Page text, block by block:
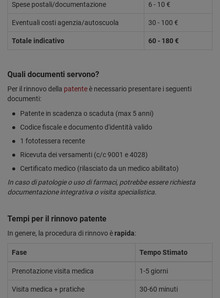
Spese postali/documentazione 6 - 10 €
Eventuali costi agenzia/autoscuola 30 - 100 €
Totale indicativo 60 - 180 €
Quali documenti servono?
Per il rinnovo della patenteè necessario presentare i seguenti
documenti:
Patente in scadenza o scaduta (max 5 anni)
Codice fiscale e documento d'identità valido
1 fototessera recente
Ricevuta dei versamenti (c/c 9001 e 4028)
Certificato medico (rilasciato da un medico abilitato)
In caso di patologie o uso di farmaci, potrebbe essere richiesta
documentazione integrativa o visita specialistica.
Tempi per il rinnovo patente
In genere, la procedura di rinnovo èrapida:
Fase Tempo Stimato
Prenotazione visita medica 1-5 giorni
Visita medica + pratiche 30-60 minuti